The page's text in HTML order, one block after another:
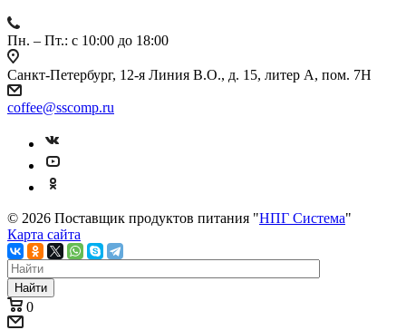
Пн. – Пт.: с 10:00 до 18:00
Санкт-Петербург, 12-я Линия В.О., д. 15, литер А, пом. 7Н
coffee@sscomp.ru
© 2026 Поставщик продуктов питания "НПГ Система"
Карта сайта
Найти
0